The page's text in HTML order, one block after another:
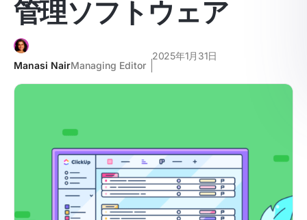
管理ソフトウェア
Manasi NairManaging Editor
2025年1月31日